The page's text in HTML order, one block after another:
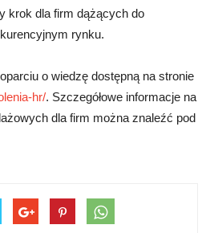
krok dla firm dążących do
rynku.
o wiedzę dostępną na stronie
hr/. Szczegółowe informacje na
dla firm można znaleźć pod